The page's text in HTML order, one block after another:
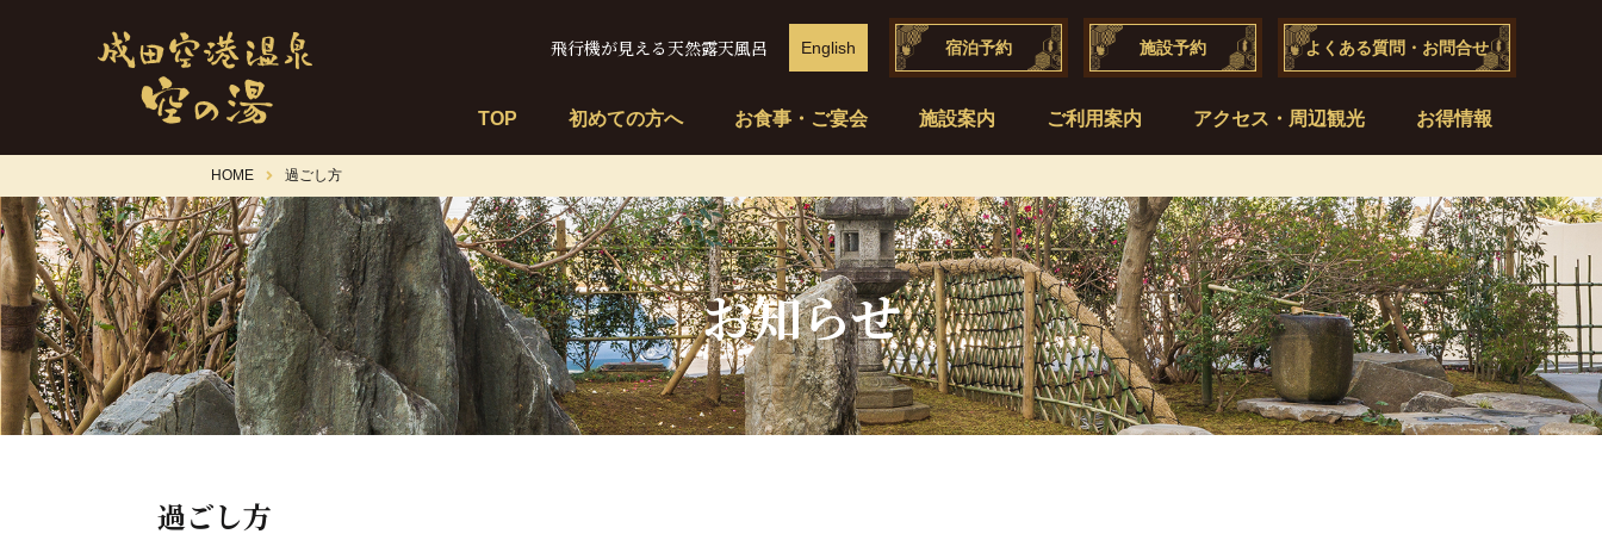
飛行機が見える天然露天風呂 English 宿泊予約 施設予約 よくある質問・お問合せ
TOP 初めての方へ お食事・ご宴会 施設案内 ご利用案内 アクセス・周辺観光 お得情報
HOME 過ごし方
お知らせ
過ごし方